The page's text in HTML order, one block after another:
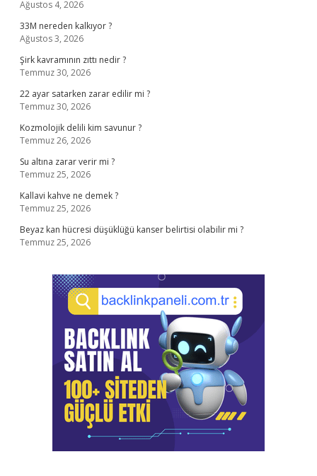
Ağustos 4, 2026
33M nereden kalkıyor ?
Ağustos 3, 2026
Şirk kavramının zıttı nedir ?
Temmuz 30, 2026
22 ayar satarken zarar edilir mi ?
Temmuz 30, 2026
Kozmolojik delili kim savunur ?
Temmuz 26, 2026
Su altına zarar verir mi ?
Temmuz 25, 2026
Kallavi kahve ne demek ?
Temmuz 25, 2026
Beyaz kan hücresi düşüklüğü kanser belirtisi olabilir mi ?
Temmuz 25, 2026